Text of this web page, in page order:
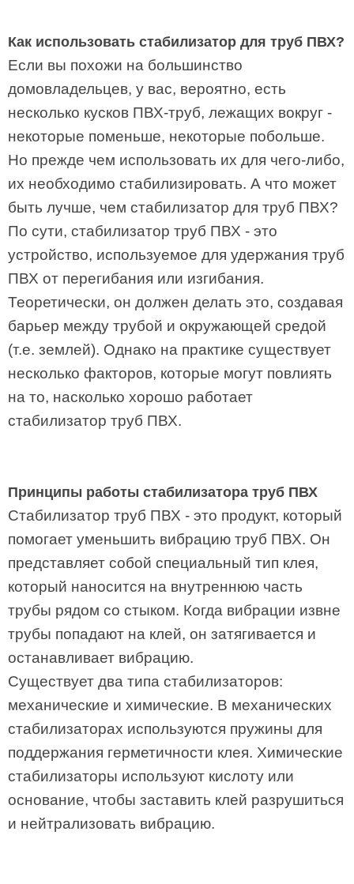
Как использовать стабилизатор для труб ПВХ?
Если вы похожи на большинство
домовладельцев, у вас, вероятно, есть
несколько кусков ПВХ-труб, лежащих вокруг -
некоторые поменьше, некоторые побольше.
Но прежде чем использовать их для чего-либо,
их необходимо стабилизировать. А что может
быть лучше, чем стабилизатор для труб ПВХ?
По сути, стабилизатор труб ПВХ - это
устройство, используемое для удержания труб
ПВХ от перегибания или изгибания.
Теоретически, он должен делать это, создавая
барьер между трубой и окружающей средой
(т.е. землей). Однако на практике существует
несколько факторов, которые могут повлиять
на то, насколько хорошо работает
стабилизатор труб ПВХ.
Принципы работы стабилизатора труб ПВХ
Стабилизатор труб ПВХ - это продукт, который
помогает уменьшить вибрацию труб ПВХ. Он
представляет собой специальный тип клея,
который наносится на внутреннюю часть
трубы рядом со стыком. Когда вибрации извне
трубы попадают на клей, он затягивается и
останавливает вибрацию.
Существует два типа стабилизаторов:
механические и химические. В механических
стабилизаторах используются пружины для
поддержания герметичности клея. Химические
стабилизаторы используют кислоту или
основание, чтобы заставить клей разрушиться
и нейтрализовать вибрацию.